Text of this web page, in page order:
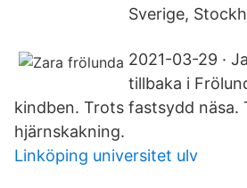
Sverige,
2021-03-29 ·
tillbaka i
kindben. Trots fastsydd näsa.
hjärnskakning.
Linköping universitet ulv